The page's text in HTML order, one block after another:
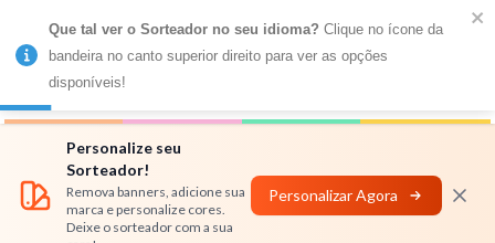
MENU
Números
Personalize seu
Sorteador!
Remova banners, adicione sua
marca e personalize cores.
Deixe o sorteador com a sua
Personalizar Agora
Que tal ver o Sorteador no seu idioma? Clique no ícone da
bandeira no canto superior direito para ver as opções
disponíveis!